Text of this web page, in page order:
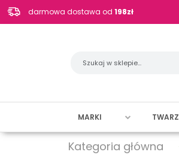
darmowa dostawa od 198zł
MARKI TWARZ
Kategoria główna